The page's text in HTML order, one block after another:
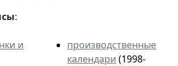
:
и
производственные
календари (1998-